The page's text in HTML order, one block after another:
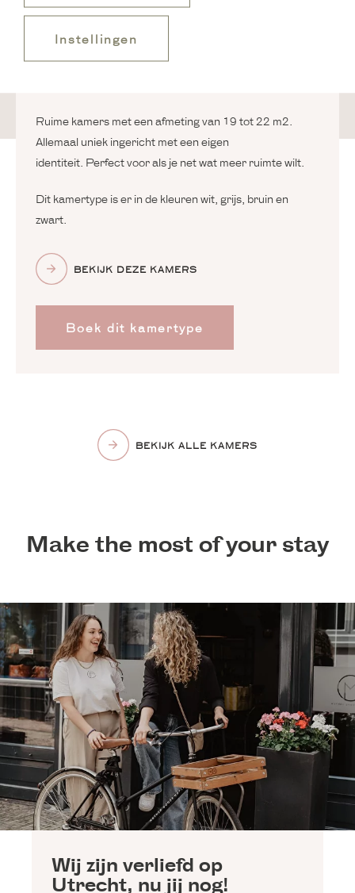
Ruime kamers met een afmeting van 19 tot 22 m2.
Allemaal uniek ingericht met een eigen
identiteit. Perfect voor als je net wat meer ruimte wilt.
Dit kamertype is er in de kleuren wit, grijs, bruin en
zwart.
BEKIJK DEZE KAMERS
Boek dit kamertype
BEKIJK ALLE KAMERS
Make the most of your stay
Wij zijn verliefd op
Utrecht, nu jij nog!
Instellingen